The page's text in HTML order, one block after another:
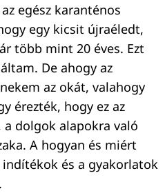
egész karanténos
egy kicsit újraéledt,
több mint 20 éves. Ezt
De ahogy az
az okát, valahogy
érezték, hogy ez az
a dolgok alapokra való
A hogyan és miért
és a gyakorlatok